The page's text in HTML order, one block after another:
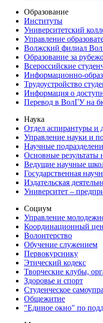
Образование
Институты
Университетский
Управление
Волжский филиал
Образование за
Всероссийские
Информационно-
Трудоустройство
Информация о
Перевод в ВолГУ на
Наука
Отдел аспирантуры и
Управление науки и
Научные
Основные результаты
Ведущие научные
Государственная
Издательская
Университет –
Социум
Управление
Координационный
Волонтерство
Обучение служением
Первокурснику
Этический кодекс
Творческие клубы,
Здоровье и спорт
Студенческое
Общежитие
"Единое окно" по